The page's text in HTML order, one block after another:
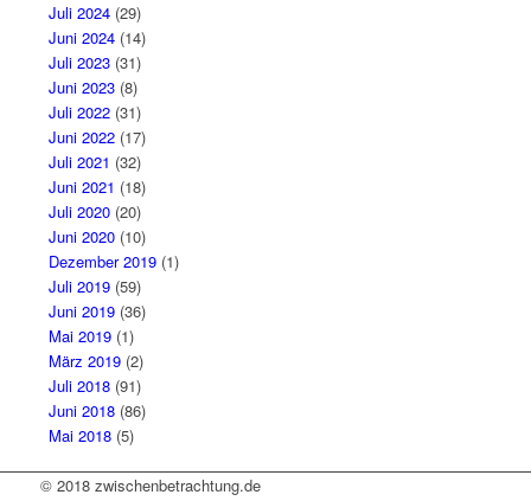
Juli 2024(29)
Juni 2024(14)
Juli 2023(31)
Juni 2023(8)
Juli 2022(31)
Juni 2022(17)
Juli 2021 (32)
Juni 2021 (18)
Juli 2020(20)
Juni 2020(10)
Dezember 2019(1)
Juli 2019(59)
Juni 2019(36)
Mai 2019(1)
März 2019(2)
Juli 2018(91)
Juni 2018(86)
Mai 2018(5)
© 2018 zwischenbetrachtung.de